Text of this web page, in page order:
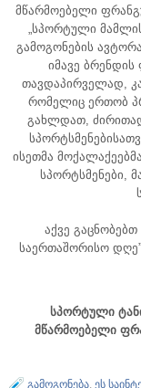
მწარმოებელი
„სპორტული
გამოგონების
იმავე
თავდაპირველად,
რომელიც ერთობ
გახლდათ,
ისეთმა
სპორტსმენები,
აქვე
საერთაშორისო
სპორტული
მწარმოებელი
გამოგონება, ეს